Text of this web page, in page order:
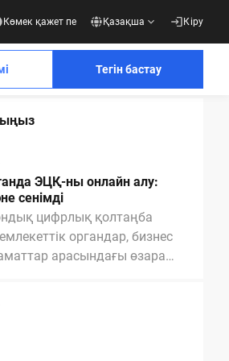
Көмек қажет пе Қазақша Кіру
Тегін бастау
ЭЦҚ-ны онлайн алу:
сенімді
цифрлық қолтаңба
органдар, бизнес
арасындағы өзара
ала аламыз, құжаттарды
ақ онлайн рәсімдей